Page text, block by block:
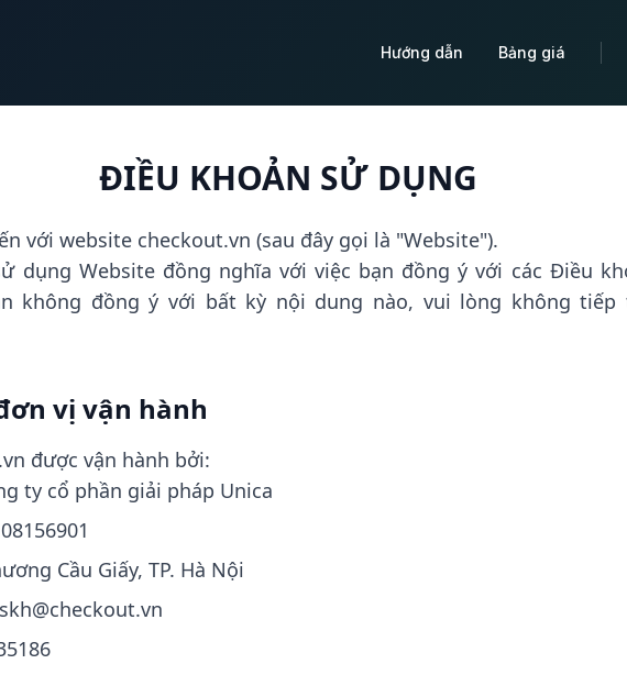
Hướng dẫn Bảng giá
ĐIỀU KHOẢN SỬ DỤNG
với website checkout.vn (sau đây gọi là "Website").
dụng Website đồng nghĩa với việc bạn đồng ý với các Điều
không đồng ý với bất kỳ nội dung nào, vui lòng không tiếp
vị vận hành
được vận hành bởi:
ty cổ phần giải pháp Unica
Cầu Giấy, TP. Hà Nội